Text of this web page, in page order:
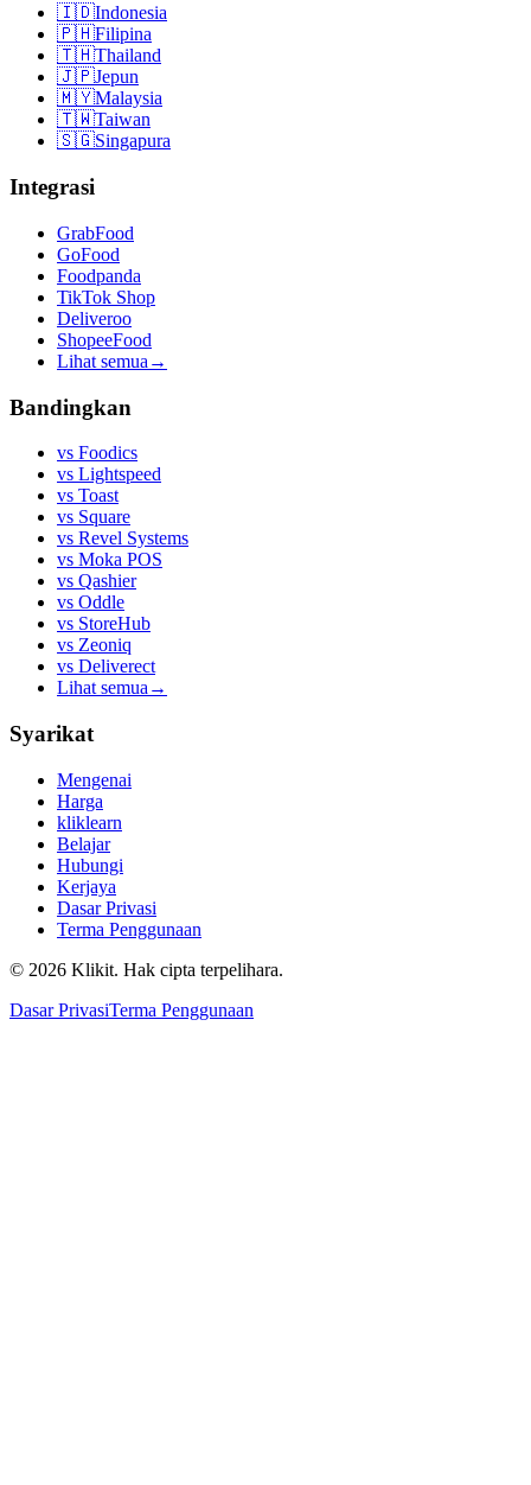
🇮🇩Indonesia
🇵🇭Filipina
🇹🇭Thailand
🇯🇵Jepun
🇲🇾Malaysia
🇹🇼Taiwan
🇸🇬Singapura
Integrasi
GrabFood
GoFood
Foodpanda
TikTok Shop
Deliveroo
ShopeeFood
Lihat semua →
Bandingkan
vs Foodics
vs Lightspeed
vs Toast
vs Square
vs Revel Systems
vs Moka POS
vs Qashier
vs Oddle
vs StoreHub
vs Zeoniq
vs Deliverect
Lihat semua →
Syarikat
Mengenai
Harga
kliklearn
Belajar
Hubungi
Kerjaya
Dasar Privasi
Terma Penggunaan
© 2026 Klikit. Hak cipta terpelihara.
Dasar PrivasiTerma Penggunaan